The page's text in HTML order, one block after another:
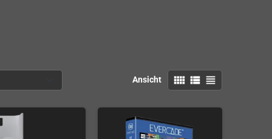
Ansicht view_comfy view_list view_headline